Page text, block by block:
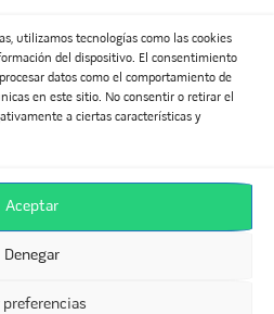
utilizamos tecnologías como las cookies
del dispositivo. El consentimiento
datos como el comportamiento de
en este sitio. No consentir o retirar el
a ciertas características y
Aceptar
Denegar
preferencias
no será publicada.
están marcados con